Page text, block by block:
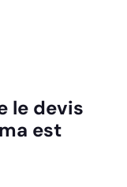
le devis
est